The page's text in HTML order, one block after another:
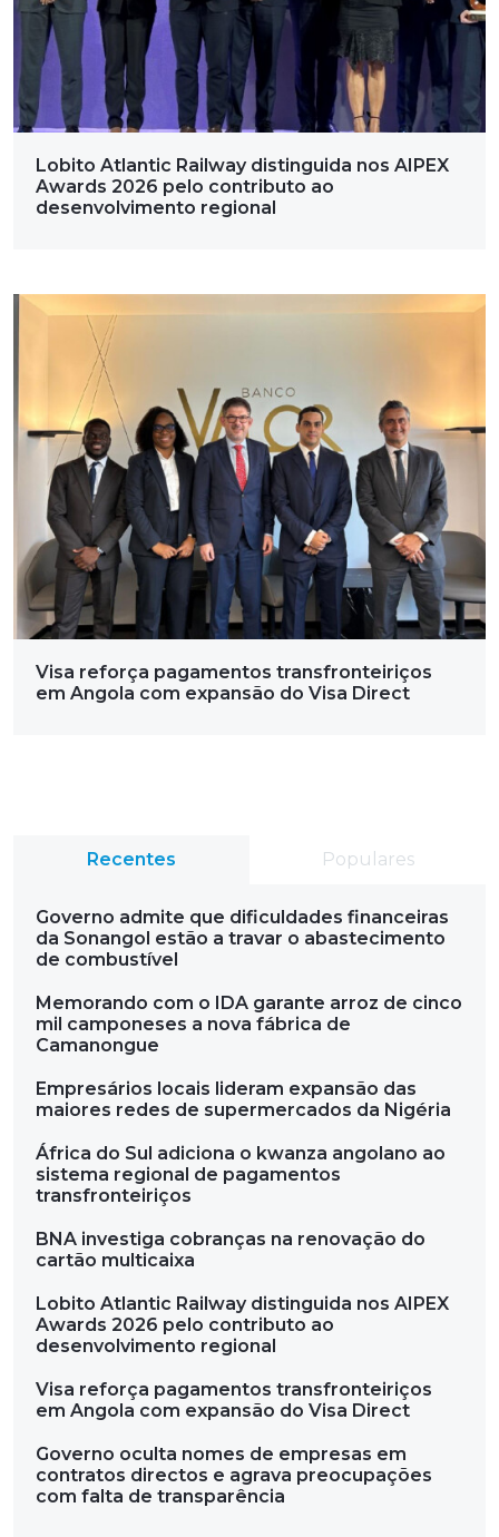
Lobito Atlantic Railway distinguida nos AIPEX
Awards 2026 pelo contributo ao
desenvolvimento regional
Visa reforça pagamentos transfronteiriços
em Angola com expansão do Visa Direct
Recentes Populares
Governo admite que dificuldades financeiras
da Sonangol estão a travar o abastecimento
de combustível
Memorando com o IDA garante arroz de cinco
mil camponeses a nova fábrica de
Camanongue
Empresários locais lideram expansão das
maiores redes de supermercados da Nigéria
África do Sul adiciona o kwanza angolano ao
sistema regional de pagamentos
transfronteiriços
BNA investiga cobranças na renovação do
cartão multicaixa
Lobito Atlantic Railway distinguida nos AIPEX
Awards 2026 pelo contributo ao
desenvolvimento regional
Visa reforça pagamentos transfronteiriços
em Angola com expansão do Visa Direct
Governo oculta nomes de empresas em
contratos directos e agrava preocupações
com falta de transparência